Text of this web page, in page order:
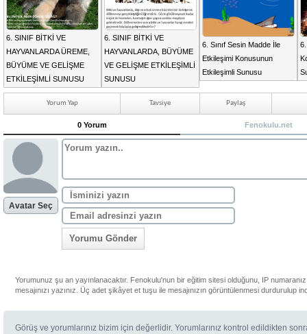
6. SINIF BİTKİ VE
HAYVANLARDA ÜREME,
BÜYÜME VE GELİŞME
ETKİLEŞİMLİ SUNUSU
6. SINIF BİTKİ VE
HAYVANLARDA, BÜYÜME
VE GELİŞME ETKİLEŞİMLİ
SUNUSU
6. Sınıf Sesin Madde İle
Etkileşimi Konusunun
Etkileşimli Sunusu
6.
Yorum Yap Tavsiye Paylaş
0 Yorum Fenokulu.net
Avatar Seç
Yorumu Gönder
Yorumunuz şu an yayınlanacaktır. Fenokulu'nun bir eğitim sitesi olduğunu, IP
mesajınızı yazınız. Üç adet şikâyet et tuşu ile mesajınızın görüntülenmesi durdurulup
Görüş ve yorumlarınız bizim için değerlidir. Yorumlarınız kontrol edildikten